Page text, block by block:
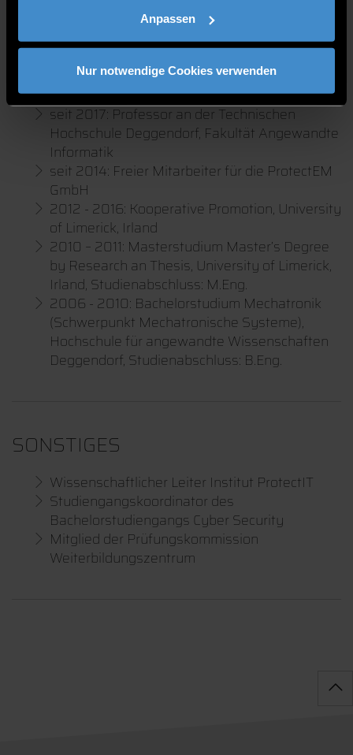
Anpassen
Nur notwendige Cookies verwenden
VITA
seit 2017: Leitung des Institut ProtectIT -
Protection for Industrial Technologies
seit 2017: Professor an der Technischen
Hochschule Deggendorf, Fakultät Angewandte
Informatik
seit 2014: Freier Mitarbeiter für die ProtectEM
GmbH
2012 - 2016: Kooperative Promotion, University
of Limerick, Irland
2010 – 2011: Masterstudium Master’s Degree
by Research an Thesis, University of Limerick,
Irland, Studienabschluss: M.Eng.
2006 - 2010: Bachelorstudium Mechatronik
(Schwerpunkt Mechatronische Systeme),
Hochschule für angewandte Wissenschaften
Deggendorf, Studienabschluss: B.Eng.
SONSTIGES
Wissenschaftlicher Leiter Institut ProtectIT
Studiengangskoordinator des
Bachelorstudiengangs Cyber Security
Mitglied der Prüfungskommission
Weiterbildungszentrum